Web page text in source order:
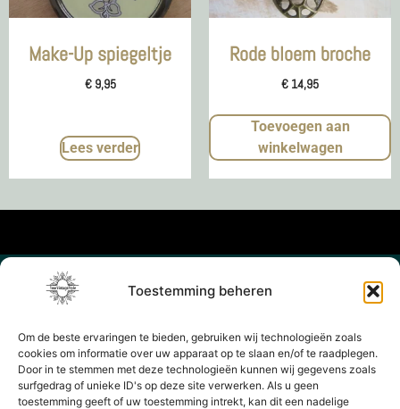
Toestemming beheren
Om de beste ervaringen te bieden, gebruiken wij technologieën zoals
cookies om informatie over uw apparaat op te slaan en/of te raadplegen.
Door in te stemmen met deze technologieën kunnen wij gegevens zoals
surfgedrag of unieke ID's op deze site verwerken. Als u geen
toestemming geeft of uw toestemming intrekt, kan dit een nadelige
Make-Up spiegeltje
€9,95
Lees verder
Rode bloem broche
€ 14,95
Toevoegen aan
winkelwagen